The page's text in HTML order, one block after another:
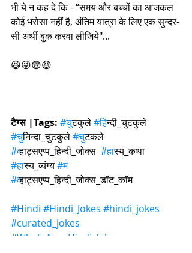
भी ये न कह दे कि - “समय और बच्चों का आजकल
कोई भरोसा नहीं है, अंतिम यात्रा के लिए एक सुन्दर-
सी अर्थी बुक करवा लीजिये"...
😆😜😨😆
टैग्स |Tags: #चुटकुले #हिन्दी_चुटकुले
#चुनिन्दा_चुटकुले #चुटकले
#व्हाट्सएप्प_हिन्दी_जोक्स #हास्य_कथा
#हास्य_व्यंग्य #म
#व्हाट्सएप्प_हिन्दी_जोक्स_डाॅट_काॅम
#Hindi #Hindi_Jokes #hindi_jokes
#curated_jokes
#WhatsApp_Hindi_Jokes